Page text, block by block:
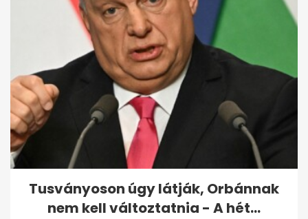
A Dolphin tájfun Kína keleti
partvidéke felé tart, heves
esőkkel
Tusványoson úgy látják, Orbánnak
nem kell változtatnia - A hét...